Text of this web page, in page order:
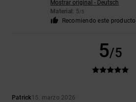
Mostrar original - Deutsch
Material : 5/5
Recomiendo este producto
5/5
Patrick15. marzo 2026